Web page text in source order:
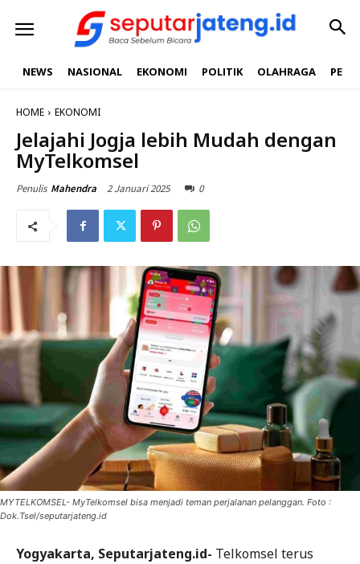
NEWS NASIONAL EKONOMI POLITIK OLAHRAGA
HOME EKONOMI
Jelajahi Jogja lebih Mudah dengan
MyTelkomsel
Penulis Mahendra 2 Januari 2025 0
MYTELKOMSEL- MyTelkomsel bisa menjadi teman perjalanan pelanggan. Foto :
Dok.Tsel/seputarjateng.id
Yogyakarta, Seputarjateng.id- Telkomsel terus